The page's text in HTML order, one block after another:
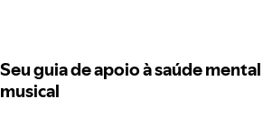
Seu guia de apoio à saúde
musical